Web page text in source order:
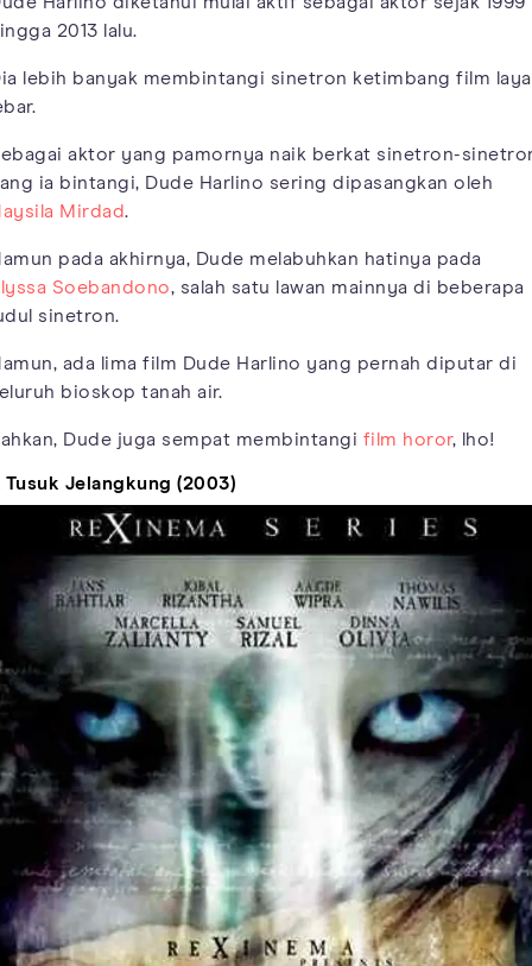
2013 lalu.
lebih banyak membintangi sinetron ketimbang film
aktor yang pamornya naik berkat sinetron-
ia bintangi, Dude Harlino sering dipasangkan oleh
Mirdad.
pada akhirnya, Dude melabuhkan hatinya pada
Soebandono, salah satu lawan mainnya di beberapa
sinetron.
ada lima film Dude Harlino yang pernah diputar di
bioskop tanah air.
Dude juga sempat membintangi film horor, lho!
Tusuk Jelangkung (2003)